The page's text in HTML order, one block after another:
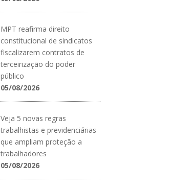
MPT reafirma direito
constitucional de sindicatos
fiscalizarem contratos de
terceirização do poder
público
05/08/2026
Veja 5 novas regras
trabalhistas e previdenciárias
que ampliam proteção a
trabalhadores
05/08/2026